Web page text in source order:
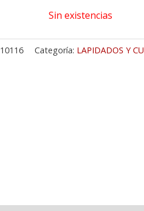
Sin existencias
10116 Categoría: LAPIDADOS Y